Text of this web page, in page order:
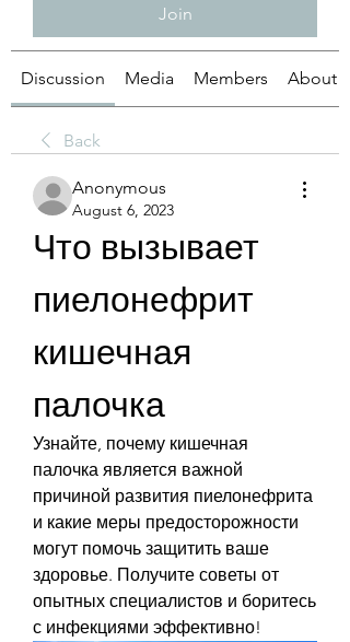
Join
Discussion Media Members About
Back
Anonymous
August 6, 2023
Что вызывает
пиелонефрит
кишечная
палочка
Узнайте, почему кишечная
палочка является важной
причиной развития пиелонефрита
и какие меры предосторожности
могут помочь защитить ваше
здоровье. Получите советы от
опытных специалистов и боритесь
с инфекциями эффективно!